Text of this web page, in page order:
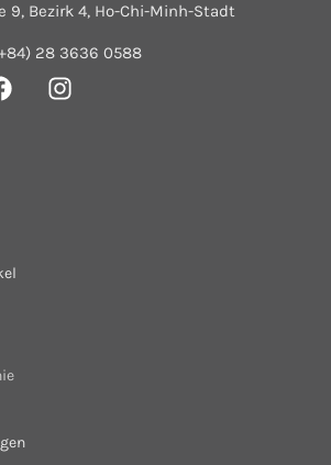
9, Bezirk 4, Ho-Chi-Minh-Stadt
28 3636 0588